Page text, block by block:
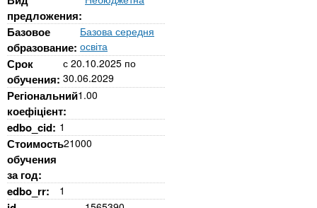
f
o
предложения:
Базовое
образование:
Базова середня
освіта
Срок
обучения:
с 20.10.2025 по
30.06.2029
Регіональний
коефіцієнт:
1.00
edbo_cid: 1
Стоимость
обучения
за год:
21000
edbo_rr: 1